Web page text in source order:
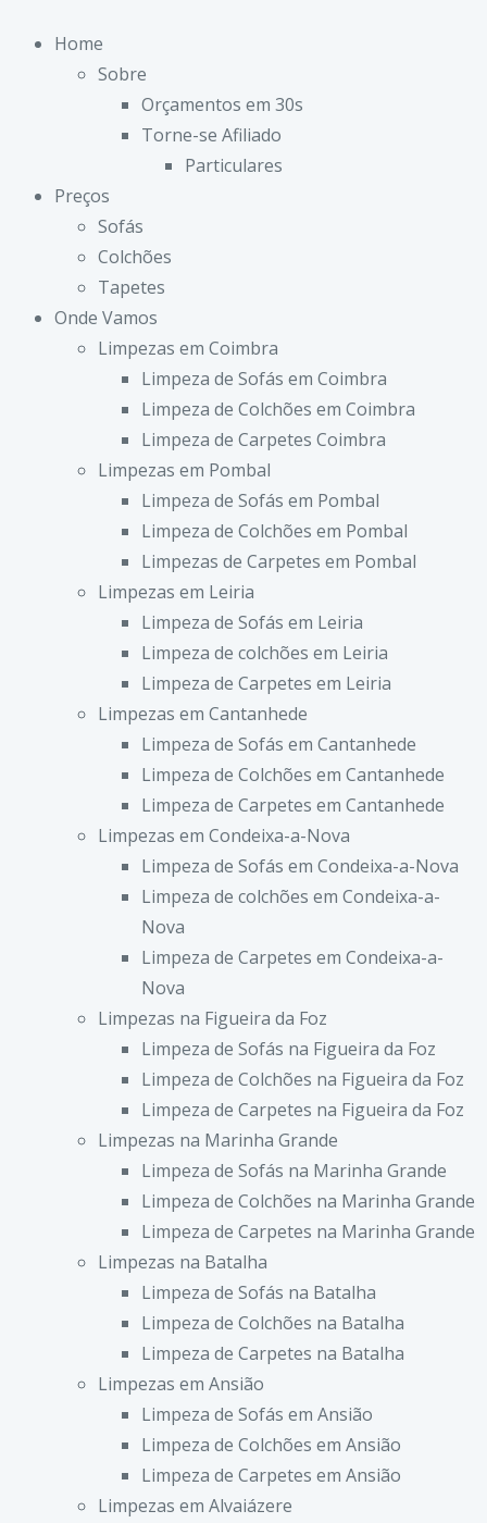
Home
Sobre
Orçamentos em 30s
Torne-se Afiliado
Particulares
Preços
Sofás
Colchões
Tapetes
Onde Vamos
Limpezas em Coimbra
Limpeza de Sofás em Coimbra
Limpeza de Colchões em Coimbra
Limpeza de Carpetes Coimbra
Limpezas em Pombal
Limpeza de Sofás em Pombal
Limpeza de Colchões em Pombal
Limpezas de Carpetes em Pombal
Limpezas em Leiria
Limpeza de Sofás em Leiria
Limpeza de colchões em Leiria
Limpeza de Carpetes em Leiria
Limpezas em Cantanhede
Limpeza de Sofás em Cantanhede
Limpeza de Colchões em Cantanhede
Limpeza de Carpetes em Cantanhede
Limpezas em Condeixa-a-Nova
Limpeza de Sofás em Condeixa-a-Nova
Limpeza de colchões em Condeixa-a-
Nova
Limpeza de Carpetes em Condeixa-a-
Nova
Limpezas na Figueira da Foz
Limpeza de Sofás na Figueira da Foz
Limpeza de Colchões na Figueira da Foz
Limpeza de Carpetes na Figueira da Foz
Limpezas na Marinha Grande
Limpeza de Sofás na Marinha Grande
Limpeza de Colchões na Marinha Grande
Limpeza de Carpetes na Marinha Grande
Limpezas na Batalha
Limpeza de Sofás na Batalha
Limpeza de Colchões na Batalha
Limpeza de Carpetes na Batalha
Limpezas em Ansião
Limpeza de Sofás em Ansião
Limpeza de Colchões em Ansião
Limpeza de Carpetes em Ansião
Limpezas em Alvaiázere